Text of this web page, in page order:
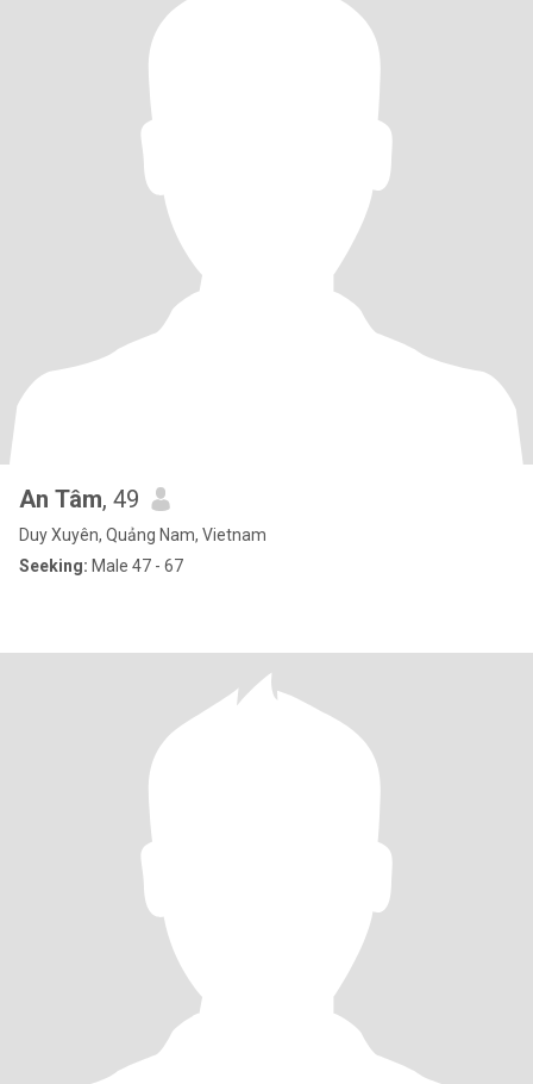
An Tâm, 49
Duy Xuyên, Quảng Nam, Vietnam
Seeking: Male 47 - 67